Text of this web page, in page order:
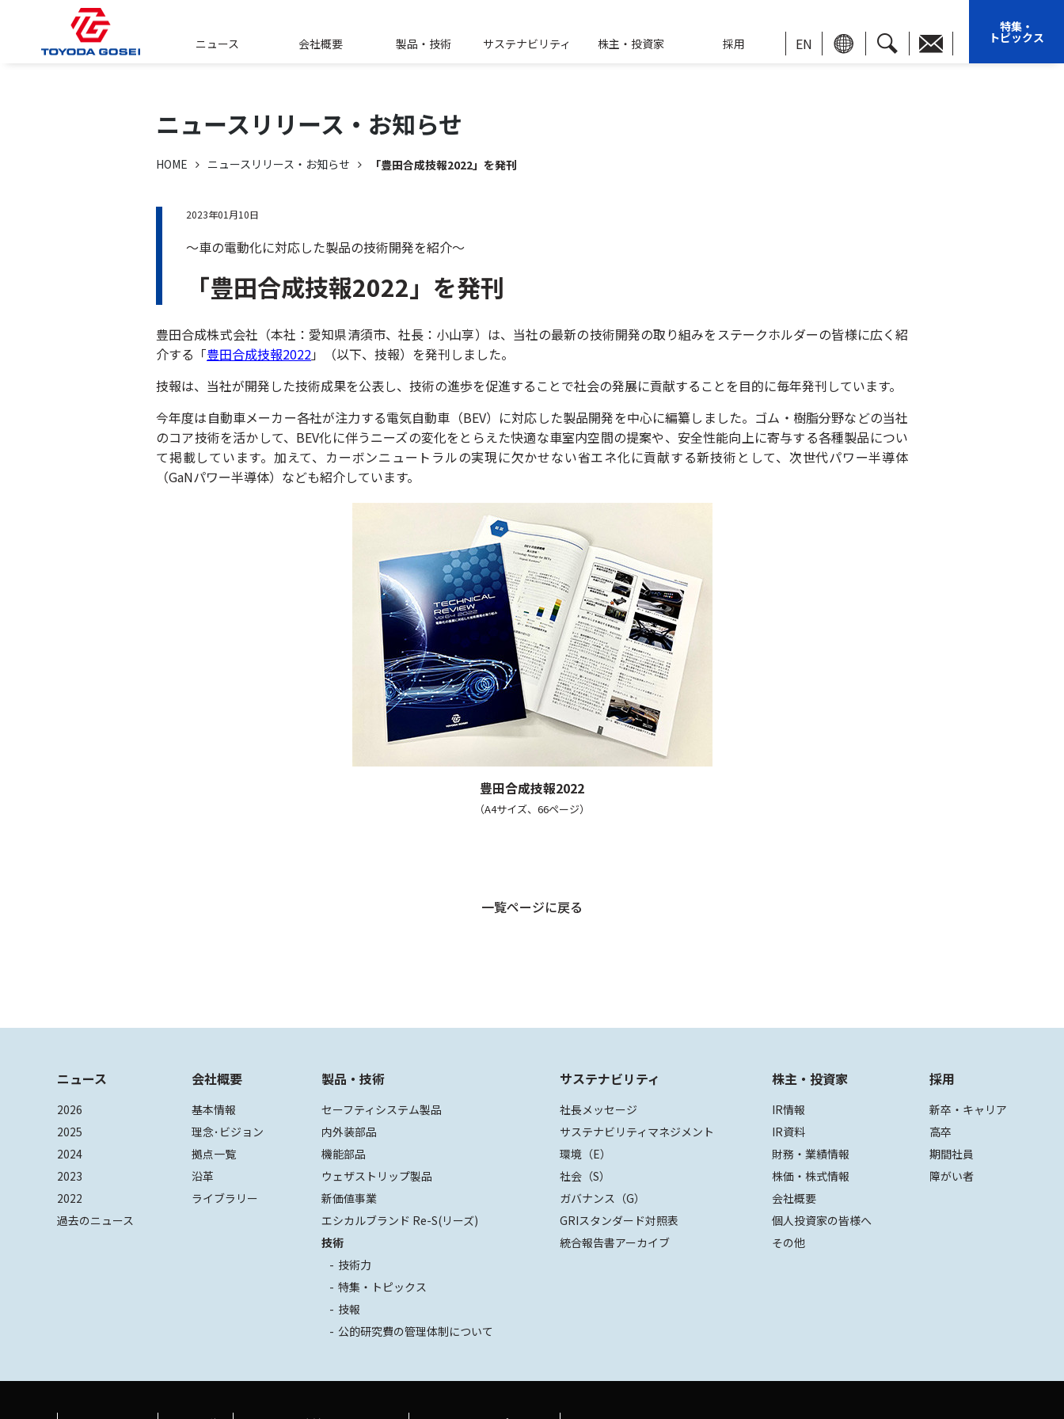
ニュース 会社概要 製品・技術 サステナビリティ 株主・投資家 採用 EN
特集・
トピックス
ニュースリリース・ お知らせ
HOME ニュースリリース・お知らせ 「豊田合成技報2022」を発刊
2023年01月10日
～車の電動化に対応した製品の技術開発を紹介～
「豊田合成技報2022」を発刊
豊田合成株式会社（本社：愛知県清須市、社長：小山享）は、当社の最新の技術開発の取り組みをステークホルダーの皆様に広く紹
介する「豊田合成技報2022」（以下、技報）を発刊しました。
技報は、当社が開発した技術成果を公表し、技術の進歩を促進することで社会の発展に貢献することを目的に毎年発刊しています。
今年度は自動車メーカー各社が注力する電気自動車（BEV）に対応した製品開発を中心に編纂しました。ゴム・樹脂分野などの当社
のコア技術を活かして、BEV化に伴うニーズの変化をとらえた快適な車室内空間の提案や、安全性能向上に寄与する各種製品につい
て掲載しています。加えて、カーボンニュートラルの実現に欠かせない省エネ化に貢献する新技術として、次世代パワー半導体
（GaNパワー半導体）なども紹介しています。
豊田合成技報2022
（A4サイズ、66ページ）
一覧ページに戻る
ニュース
2026
2025
2024
2023
2022
過去のニュース
会社概要
基本情報
理念･ビジョン
拠点一覧
沿革
ライブラリー
製品・技術
セーフティシステム製品
内外装部品
機能部品
ウェザストリップ製品
新価値事業
エシカルブランド Re-S(リーズ)
技術
技術力
特集・トピックス
技報
公的研究費の管理体制について
サステナビリティ
社長メッセージ
サステナビリティマネジメント
環境（E）
社会（S）
ガバナンス（G）
GRIスタンダード対照表
統合報告書アーカイブ
株主・投資家
IR情報
IR資料
財務・業績情報
株価・株式情報
会社概要
個人投資家の皆様へ
その他
採用
新卒・キャリア
高卒
期間社員
障がい者